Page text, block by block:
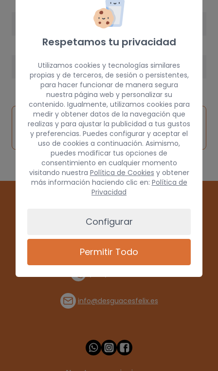
Inspeccionar
vehículo de
origen
Solicitar
pieza
Consultar
por
info@desguacesfelix.es
Respetamos tu privacidad
Utilizamos cookies y tecnologías similares
propias y de terceros, de sesión o persistentes,
para hacer funcionar de manera segura
nuestra página web y personalizar su
contenido. Igualmente, utilizamos cookies para
medir y obtener datos de la navegación que
realizas y para ajustar la publicidad a tus gustos
y preferencias. Puedes configurar y aceptar el
uso de cookies a continuación. Asimismo,
puedes modificar tus opciones de
consentimiento en cualquier momento
visitando nuestra Política de Cookies y obtener
más información haciendo clic en: Política de
Privacidad
Configurar
Permitir Todo